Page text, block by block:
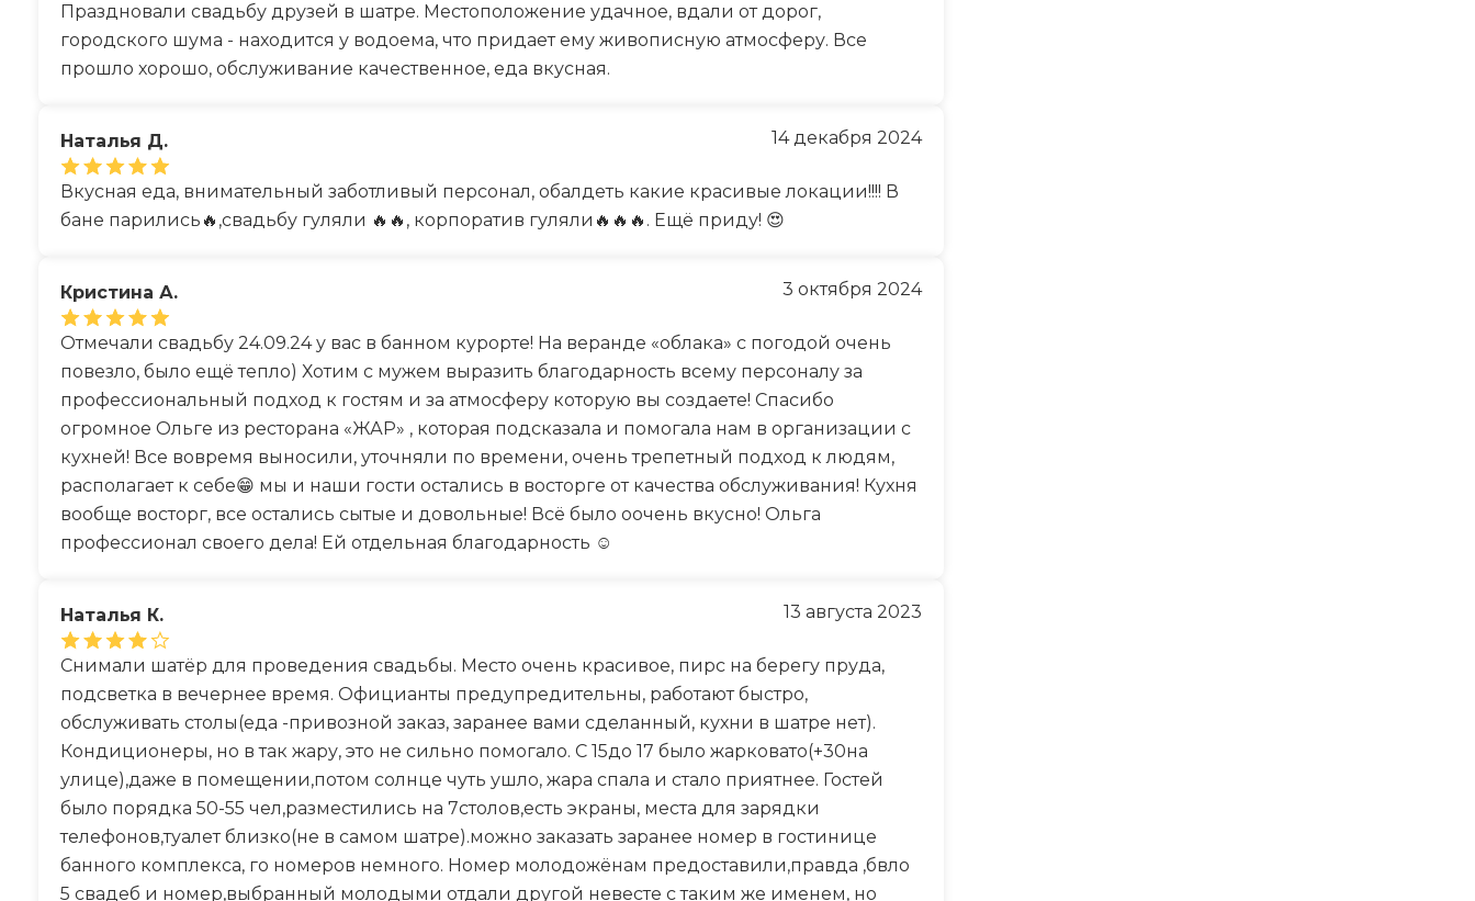
Праздновали свадьбу друзей в шатре. Местоположение удачное, вдали от дорог,
городского шума - находится у водоема, что придает ему живописную атмосферу. Все
прошло хорошо, обслуживание качественное, еда вкусная.
Наталья Д. 14 декабря 2024
Вкусная еда, внимательный заботливый персонал, обалдеть какие красивые локации!!!! В
бане парились🔥,свадьбу гуляли 🔥🔥, корпоратив гуляли🔥🔥🔥. Ещё приду! 😍
Кристина А. 3 октября 2024
Отмечали свадьбу 24.09.24 у вас в банном курорте! На веранде «облака» с погодой очень
повезло, было ещё тепло) Хотим с мужем выразить благодарность всему персоналу за
профессиональный подход к гостям и за атмосферу которую вы создаете! Спасибо
огромное Ольге из ресторана «ЖАР» , которая подсказала и помогала нам в организации с
кухней! Все вовремя выносили, уточняли по времени, очень трепетный подход к людям,
располагает к себе😁 мы и наши гости остались в восторге от качества обслуживания! Кухня
вообще восторг, все остались сытые и довольные! Всё было оочень вкусно! Ольга
профессионал своего дела! Ей отдельная благодарность ☺️
Наталья К. 13 августа 2023
Снимали шатёр для проведения свадьбы. Место очень красивое, пирс на берегу пруда,
подсветка в вечернее время. Официанты предупредительны, работают быстро,
обслуживать столы(еда -привозной заказ, заранее вами сделанный, кухни в шатре нет).
Кондиционеры, но в так жару, это не сильно помогало. С 15до 17 было жарковато(+30на
улице),даже в помещении,потом солнце чуть ушло, жара спала и стало приятнее. Гостей
было порядка 50-55 чел,разместились на 7столов,есть экраны, места для зарядки
телефонов,туалет близко(не в самом шатре).можно заказать заранее номер в гостинице
банного комплекса, го номеров немного. Номер молодожёнам предоставили,правда ,бвло
5 свадеб и номер,выбранный молодыми отдали другой невесте с таким же именем, но